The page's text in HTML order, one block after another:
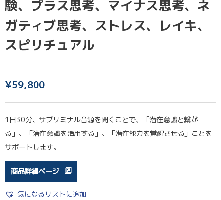
験、プラス思考、マイナス思考、ネ
ガティブ思考、ストレス、レイキ、
スピリチュアル
¥59,800
1日30分、サブリミナル音源を聞くことで、「潜在意識と繋が
る」、「潜在意識を活用する」、「潜在能力を覚醒させる」ことを
サポートします。
商品詳細ページ
気になるリストに追加